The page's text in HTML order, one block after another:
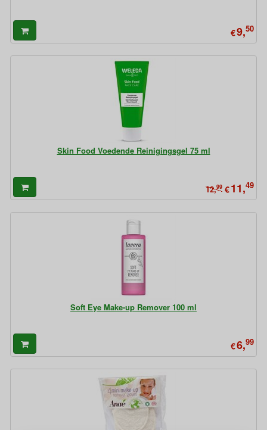
€9,50
Skin Food Voedende Reinigingsgel 75 ml
12,99 €11,49
Soft Eye Make-up Remover 100 ml
€6,99